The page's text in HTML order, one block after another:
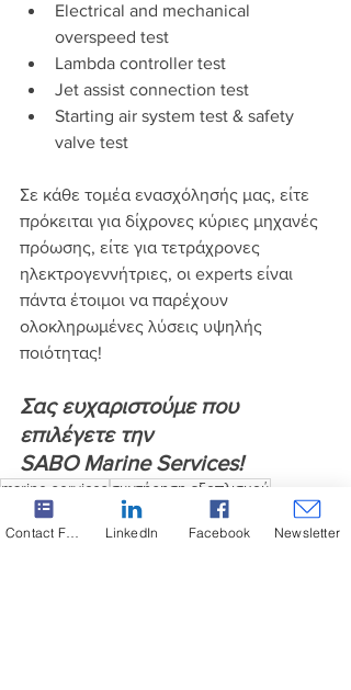
Electrical and mechanical
overspeed test
Lambda controller test
Jet assist connection test
Starting air system test & safety
valve test
Σε κάθε τομέα ενασχόλησής μας, είτε
πρόκειται για δίχρονες κύριες μηχανές
πρόωσης, είτε για τετράχρονες
ηλεκτρογεννήτριες, οι experts είναι
πάντα έτοιμοι να παρέχουν
ολοκληρωμένες λύσεις υψηλής
ποιότητας!
Σας ευχαριστούμε που
επιλέγετε την
SABO Marine Services!
marine services συντήρηση εξοπλισμού
MARINE SERVICES
Contact Form LinkedIn Facebook Newsletter